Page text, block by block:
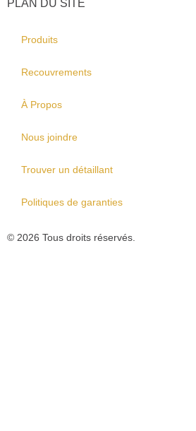
PLAN DU SITE
Produits
Recouvrements
À Propos
Nous joindre
Trouver un détaillant
Politiques de garanties
© 2026 Tous droits réservés.